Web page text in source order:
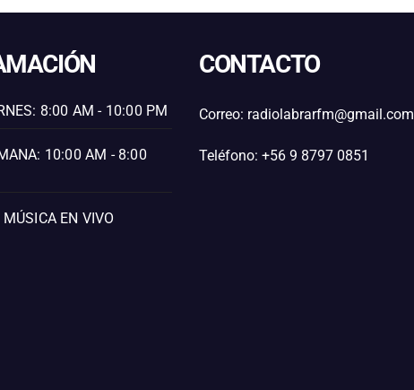
8:00 AM - 10:00 PM
10:00 AM - 8:00
EN VIVO
CONTACTO
Correo: radiolabrarfm@gmail.com
Teléfono: +56 9 8797 0851